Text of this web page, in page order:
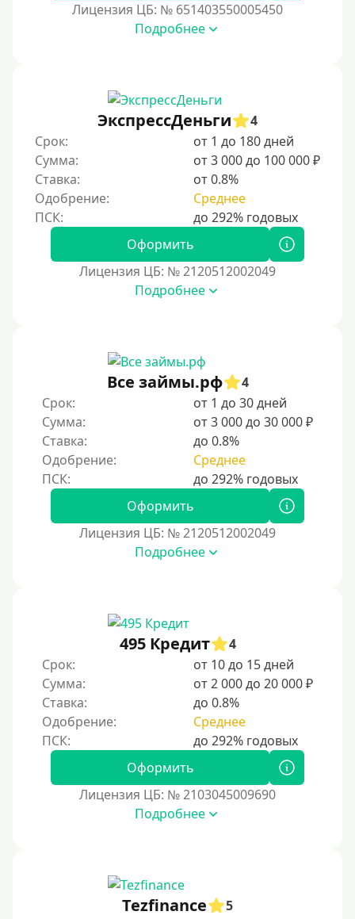
Лицензия ЦБ: № 651403550005450
Подробнее
ЭкспрессДеньги
4
Срок:
от 1 до 180 дней
Сумма:
от 3 000 до 100 000 ₽
Ставка:
от 0.8%
Одобрение:
Среднее
Оформить
Лицензия ЦБ: № 2120512002049
Подробнее
Все займы.рф
4
Срок:
от 1 до 30 дней
Сумма:
от 3 000 до 30 000 ₽
Ставка:
до 0.8%
Одобрение:
Среднее
Оформить
Лицензия ЦБ: № 2120512002049
Подробнее
495 Кредит
4
Срок:
от 10 до 15 дней
Сумма:
от 2 000 до 20 000 ₽
Ставка:
до 0.8%
Одобрение:
Среднее
Оформить
Лицензия ЦБ: № 2103045009690
Подробнее
Tezfinance
5